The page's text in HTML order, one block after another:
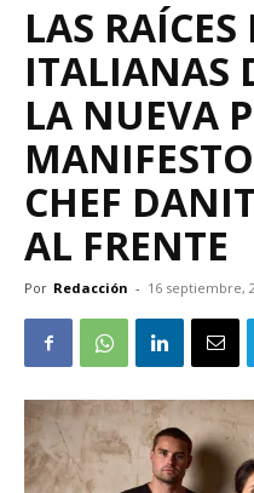
LAS
ITALIANAS
LA NUEVA
CHEF
AL FRENTE
Por Redacción - 16 septiembre,